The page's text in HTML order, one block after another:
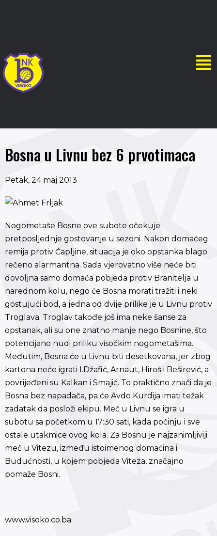
Bosna u Livnu bez 6 prvotimaca
Petak, 24 maj 2013
Nogometaše Bosne ove subote očekuje
pretposljednje gostovanje u sezoni. Nakon domaćeg
remija protiv Čapljine, situacija je oko opstanka blago
rečeno alarmantna. Sada vjerovatno više neće biti
dovoljna samo domaća pobjeda protiv Branitelja u
narednom kolu, nego će Bosna morati tražiti i neki
gostujući bod, a jedna od dvije prilike je u Livnu protiv
Troglava. Troglav takođe još ima neke šanse za
opstanak, ali su one znatno manje nego Bosnine, što
potencijano nudi priliku visočkim nogometašima.
Međutim, Bosna će u Livnu biti desetkovana, jer zbog
kartona neće igrati I.Džafić, Arnaut, Hiroš i Beširević, a
povrijeđeni su Kalkan i Smajić. To praktično znači da je
Bosna bez napadača, pa će Avdo Kurdija imati težak
zadatak da posloži ekipu. Meč u Livnu se igra u
subotu sa početkom u 17:30 sati, kada počinju i sve
ostale utakmice ovog kola. Za Bosnu je najzanimljiviji
meč u Vitezu, između istoimenog domaćina i
Budućnosti, u kojem pobjeda Viteza, značajno
pomaže Bosni.
www.visoko.co.ba